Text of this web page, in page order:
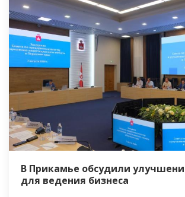
В Прикамье обсудили
для ведения бизнеса